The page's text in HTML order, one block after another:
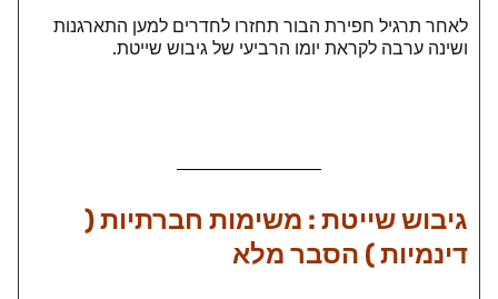
לאחר תרגיל חפירת הבור תחזרו לחדרים למען התארגנות
ושינה ערבה לקראת יומו הרביעי של גיבוש שייטת.
גיבוש שייטת : משימות חברתיות (
דינמיות ) הסבר מלא